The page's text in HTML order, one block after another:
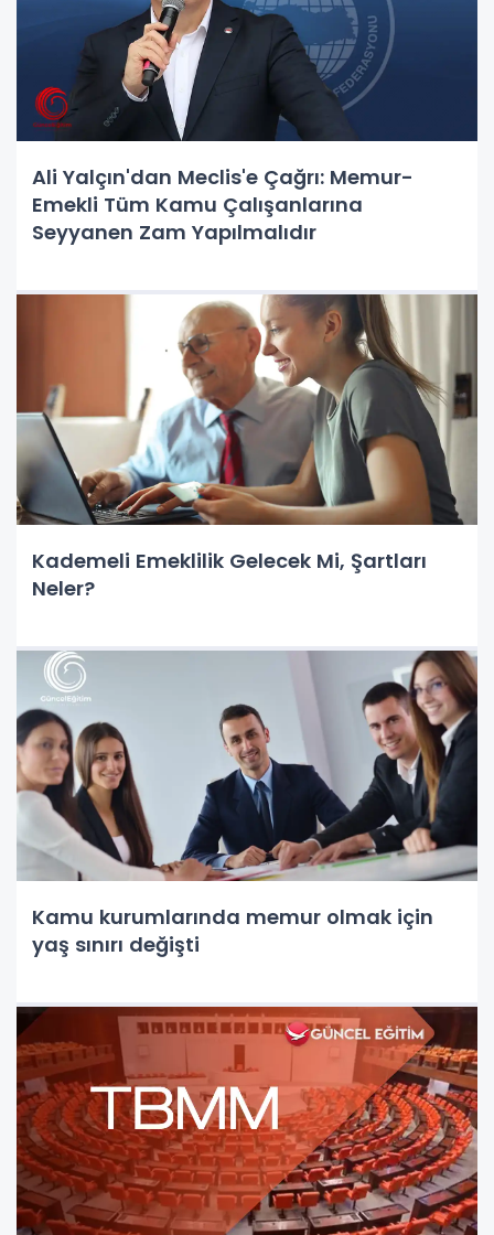
Ali Yalçın'dan Meclis'e Çağrı: Memur-
Emekli Tüm Kamu Çalışanlarına
Seyyanen Zam Yapılmalıdır
Kademeli Emeklilik Gelecek Mi, Şartları
Neler?
Kamu kurumlarında memur olmak için
yaş sınırı değişti